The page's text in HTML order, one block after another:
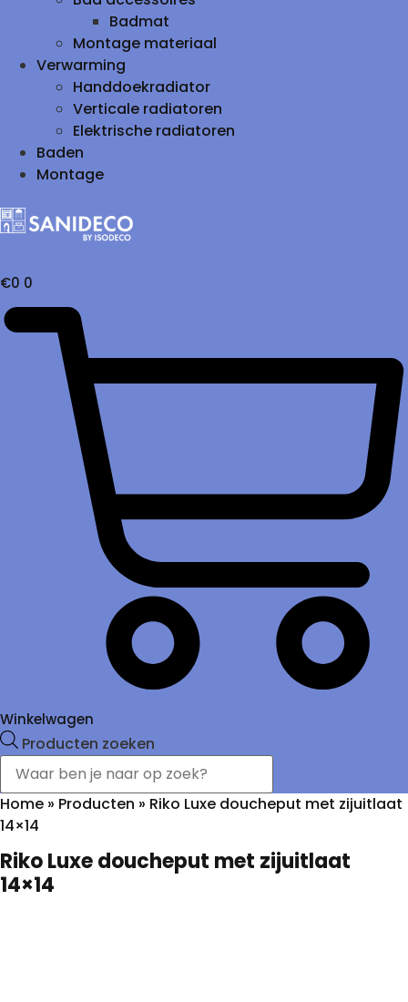
Badmat
Montage materiaal
Verwarming
Handdoekradiator
Verticale radiatoren
Elektrische radiatoren
Baden
Montage
€0 0
Winkelwagen
Producten zoeken
Home » Producten » Riko Luxe doucheput met zijuitlaat
14×14
Riko Luxe doucheput met zijuitlaat
14×14